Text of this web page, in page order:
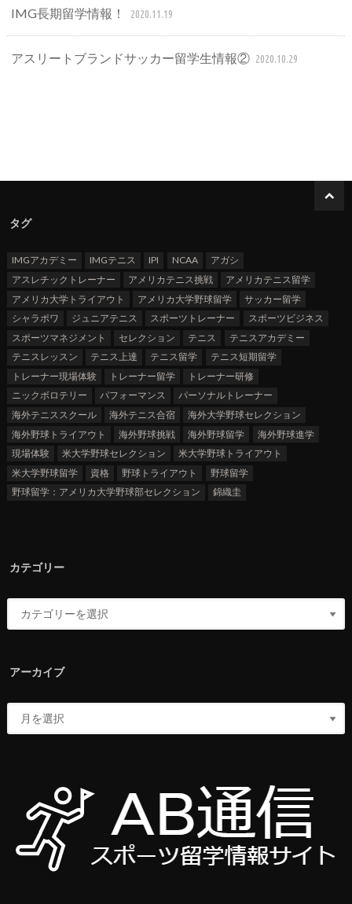
IMG長期留学情報！ 2020.11.19
アスリートブランドサッカー留学生情報② 2020.10.29
タグ
IMGアカデミー IMGテニス IPI NCAA
アガシ
アスレチックトレーナー
アメリカテニス挑戦
アメリカテニス留学
アメリカ大学トライアウト
アメリカ大学野球留学
サッカー留学
シャラポワ
ジュニアテニス スポーツトレーナー
スポーツビジネス
スポーツマネジメント
セレクション テニス
テニスアカデミー
テニスレッスン
テニス上達 テニス留学
テニス短期留学
トレーナー現場体験
トレーナー留学
トレーナー研修
ニックボロテリー
パフォーマンス
パーソナルトレーナー
海外テニススクール
海外テニス合宿
海外大学野球セレクション
海外野球トライアウト
海外野球挑戦 海外野球留学
海外野球進学
現場体験
米大学野球セレクション
米大学野球トライアウト
米大学野球留学
資格 野球トライアウト
野球留学
野球留学：アメリカ大学野球部セレクション
錦織圭
カテゴリー
アーカイブ